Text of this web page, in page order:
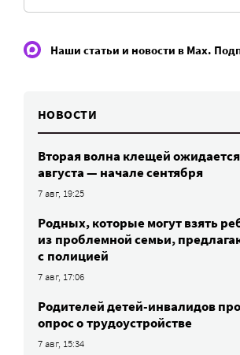
Наши статьи и новости в Max.
НОВОСТИ
Вторая волна клещей
августа — начале сентября
7 авг, 19:25
Родных, которые могут взять
из проблемной семьи,
с полицией
7 авг, 17:06
Родителей детей-инвалидов
опрос о трудоустройстве
7 авг, 15:34